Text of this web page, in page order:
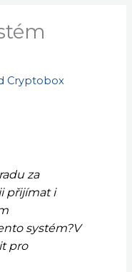
Cryptobox
za
přijímat i
systém?V
pro